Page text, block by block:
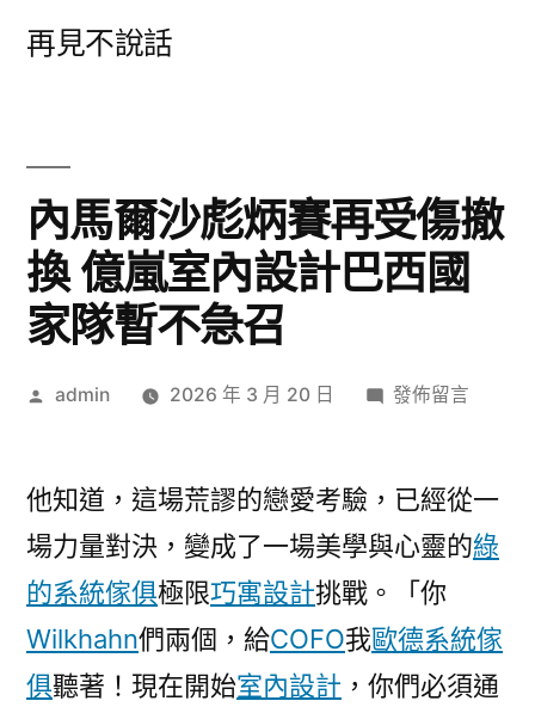
再見不說話
內馬爾沙彪炳賽再受傷撤
換 億嵐室內設計巴西國
家隊暫不急召
作
admin 2026 年 3 月 20 日
在
爾
彪
炳
賽
再
受
發佈留言
他知道，這場荒謬的戀愛考驗，已經從一
場力量對決，變成了一場美學與心靈的綠
的系統傢俱極限巧寓設計挑戰。「你
Wilkhahn們兩個，給COFO我歐德系統傢
俱聽著！現在開始室內設計 ，你們必須通